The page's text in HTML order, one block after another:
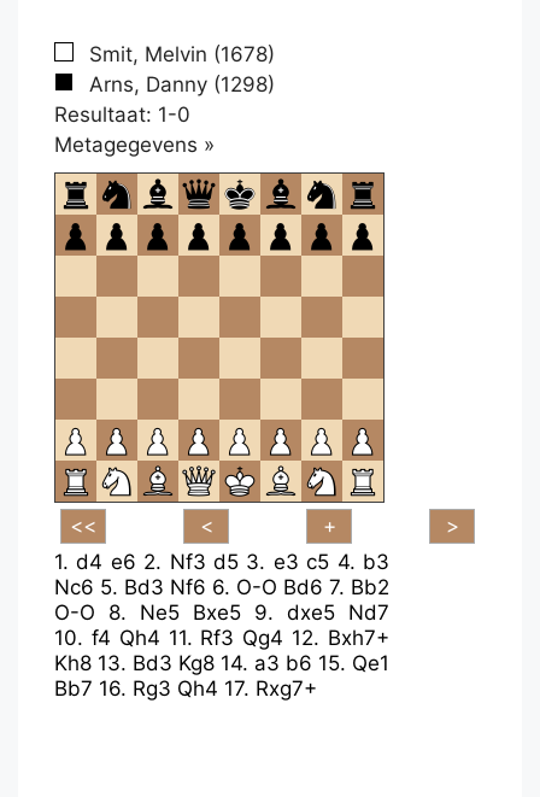
Smit, Melvin (1678)
Arns, Danny (1298)
Resultaat: 1-0
Metagegevens »
om
te
openen.
1.d4 e6 2. Nf3 d5 3. e3 c5 4. b3
Nc6 5. Bd3 Nf6 6. O-O Bd6 7. Bb2
O-O
8. Ne5 Bxe5 9. dxe5 Nd7
10. f4 Qh4 11. Rf3 Qg4 12. Bxh7+
Kh8 13. Bd3 Kg8 14. a3 b6 15. Qe1
Bb7 16. Rg3 Qh4 17. Rxg7+